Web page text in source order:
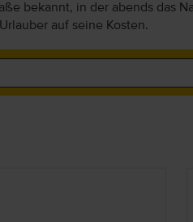
bekannt, in der abends
auf seine Kosten.